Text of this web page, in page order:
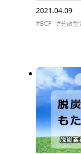
2021.04.09
#BCP #分散型